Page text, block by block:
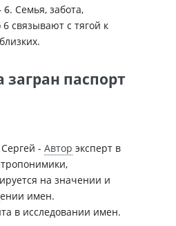
6. Семья, забота,
связывают с тягой к
паспорт
- Автор эксперт в
на значении и
имен.
в исследовании имен.